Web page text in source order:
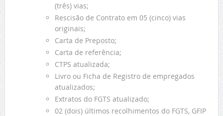
(três) vias;
Rescisão de Contrato em 05 (cinco) vias
originais;
Carta de Preposto;
Carta de referência;
CTPS atualizada;
Livro ou Ficha de Registro de empregados
atualizados;
Extratos do FGTS atualizado;
02 (dois) últimos recolhimentos do FGTS, GFIP